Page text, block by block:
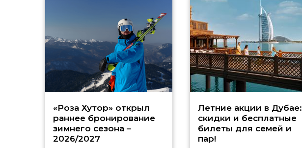
«Роза Хутор» открыл
раннее бронирование
зимнего сезона –
2026/2027
Летние акции в Дубае:
скидки и бесплатные
билеты для семей и
пар!